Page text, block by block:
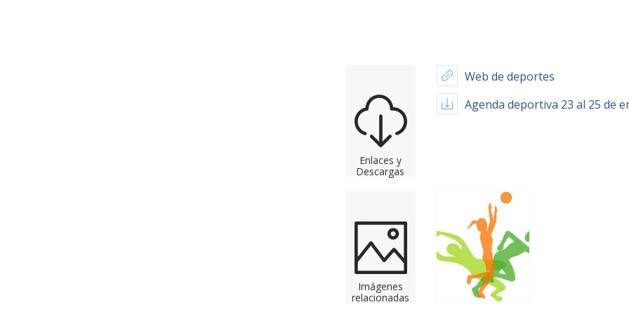
Enlaces y
Descargas
Web de deportes
Agenda deportiva 23 al 25 de
Imágenes
relacionadas